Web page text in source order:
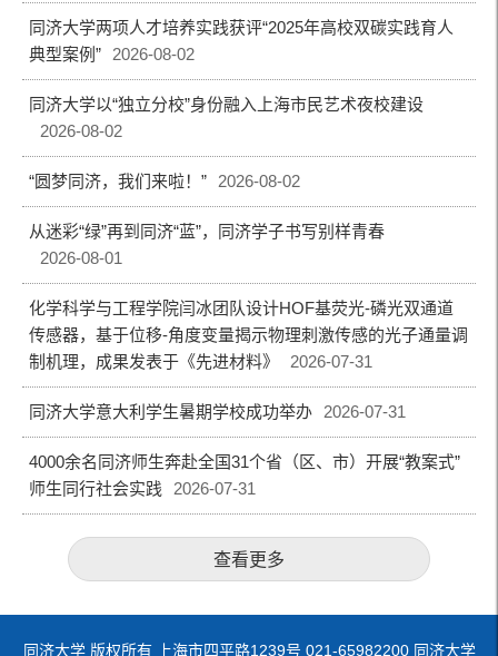
同济大学两项人才培养实践获评“2025年高校双碳实践育人
典型案例”
2026-08-02
同济大学以“独立分校”身份融入上海市民艺术夜校建设
2026-08-02
“圆梦同济，我们来啦！” 2026-08-02
从迷彩“绿”再到同济“蓝”，同济学子书写别样青春
2026-08-01
化学科学与工程学院闫冰团队设计HOF基荧光-磷光双通道
传感器，基于位移-角度变量揭示物理刺激传感的光子通量调
制机理，成果发表于《先进材料》
2026-07-31
同济大学意大利学生暑期学校成功举办 2026-07-31
4000余名同济师生奔赴全国31个省（区、市）开展“教案式”
师生同行社会实践
2026-07-31
查看更多
同济大学 版权所有 上海市四平路1239号 021-65982200 同济大学